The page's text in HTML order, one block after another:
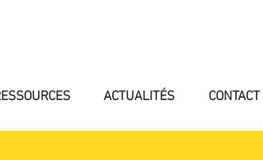
ACTUALITÉS CONTACT